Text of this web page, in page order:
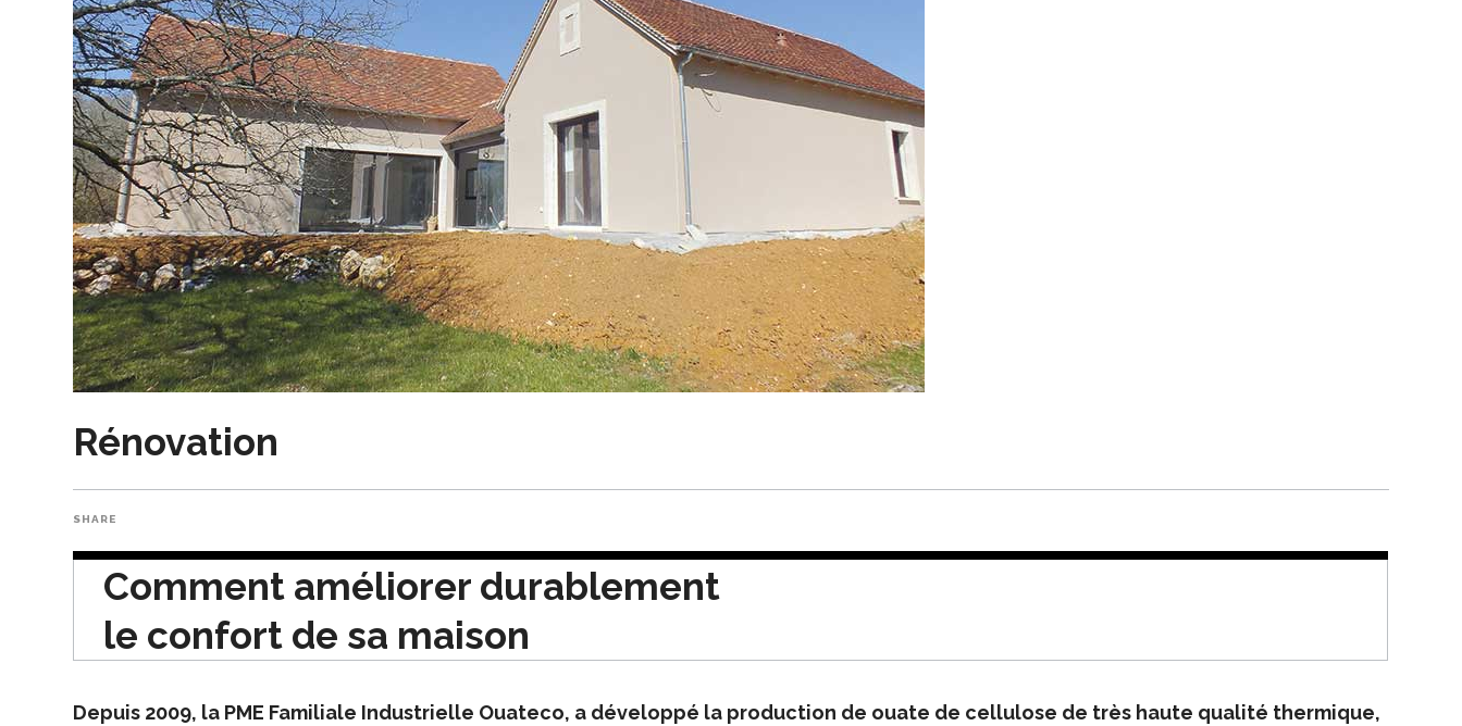
Rénovation
SHARE
Comment améliorer durablement
le confort de sa maison
Depuis 2009, la PME Familiale Industrielle Ouateco, a développé la production de ouate de cellulose de très haute qualité thermique,